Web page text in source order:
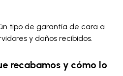
tipo de garantía de cara a
y daños recibidos.
recabamos y cómo lo